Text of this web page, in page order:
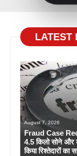
LATEST
August 7, 2026
Fraud Case
4.5 किलो सोने और
किया रिश्तेदारों का